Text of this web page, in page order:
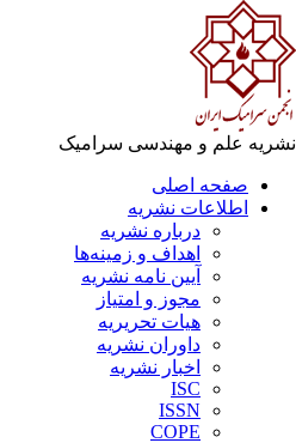
علم و مهندسی سرامیک
صفحه اصلی
اطلاعات نشریه
درباره نشریه
اهداف و زمینه‌ها
آیین نامه نشریه
مجوز و امتیاز
هیات تحریریه
داوران نشریه
اخبار نشریه
ISC
ISSN
COPE